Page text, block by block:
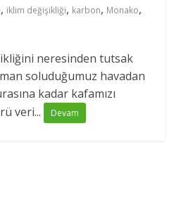
, iklim değişikliği, karbon, Monako,
neresinden tutsak
soluduğumuz havadan
kadar kafamızı
veri...
Devam